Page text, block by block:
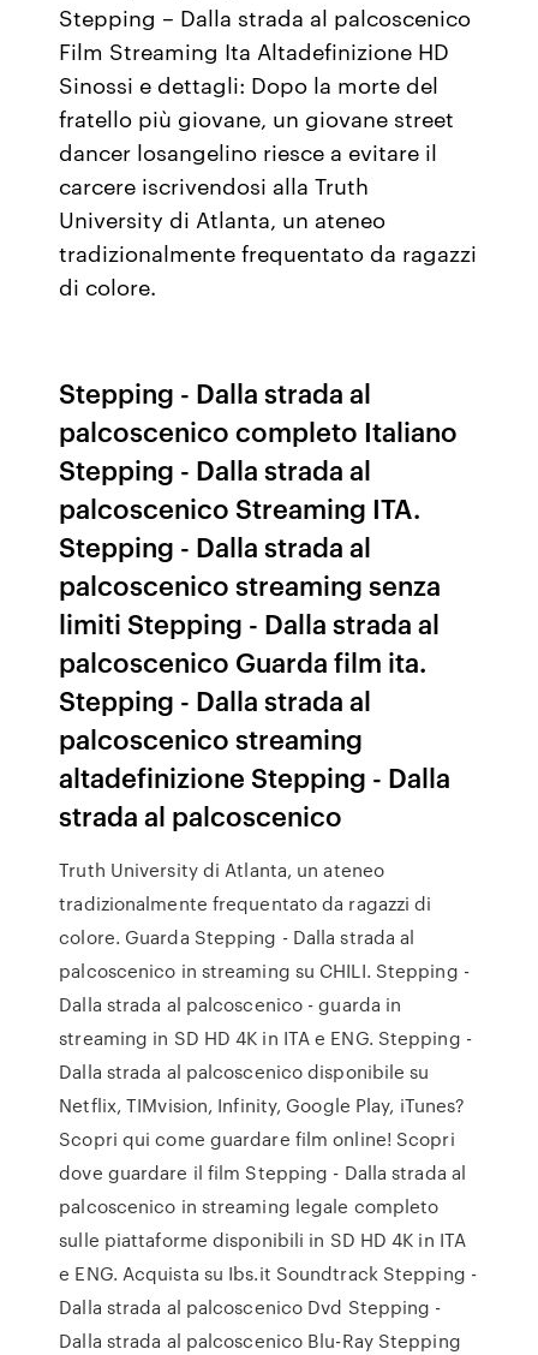
Stepping – Dalla strada al palcoscenico
Film Streaming Ita Altadefinizione HD
Sinossi e dettagli: Dopo la morte del
fratello più giovane, un giovane street
dancer losangelino riesce a evitare il
carcere iscrivendosi alla Truth
University di Atlanta, un ateneo
tradizionalmente frequentato da ragazzi
di colore.
Stepping - Dalla strada al
palcoscenico completo Italiano
Stepping - Dalla strada al
palcoscenico Streaming ITA.
Stepping - Dalla strada al
palcoscenico streaming senza
limiti Stepping - Dalla strada al
palcoscenico Guarda film ita.
Stepping - Dalla strada al
palcoscenico streaming
altadefinizione Stepping - Dalla
strada al palcoscenico
Truth University di Atlanta, un ateneo
tradizionalmente frequentato da ragazzi di
colore. Guarda Stepping - Dalla strada al
palcoscenico in streaming su CHILI. Stepping -
Dalla strada al palcoscenico - guarda in
streaming in SD HD 4K in ITA e ENG. Stepping -
Dalla strada al palcoscenico disponibile su
Netflix, TIMvision, Infinity, Google Play, iTunes?
Scopri qui come guardare film online! Scopri
dove guardare il film Stepping - Dalla strada al
palcoscenico in streaming legale completo
sulle piattaforme disponibili in SD HD 4K in ITA
e ENG. Acquista su Ibs.it Soundtrack Stepping -
Dalla strada al palcoscenico Dvd Stepping -
Dalla strada al palcoscenico Blu-Ray Stepping